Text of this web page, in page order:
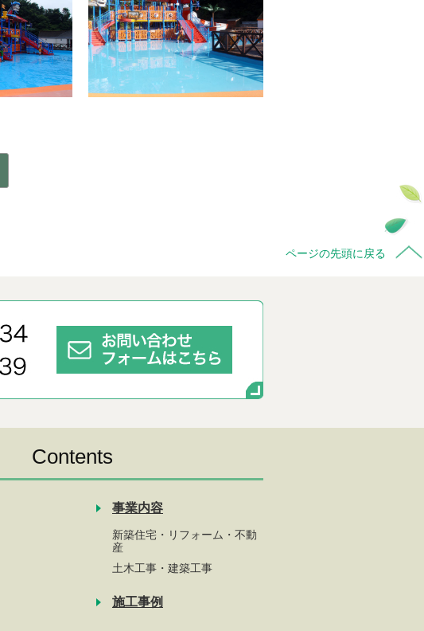
Contents
事業内容
新築住宅・リフォーム・不動
産
土木工事・建築工事
施工事例
ページの先頭に戻る